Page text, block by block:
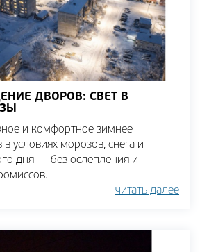
ДВОРОВ: СВЕТ В
и комфортное зимнее
условиях морозов, снега и
дня — без ослепления и
читать далее